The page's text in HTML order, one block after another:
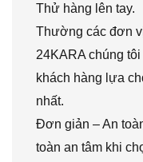
Thử hàng lên tay.
Thường các đơn
24KARA chúng
khách hàng lựa
nhất.
Đơn giản – An
toàn an tâm khi